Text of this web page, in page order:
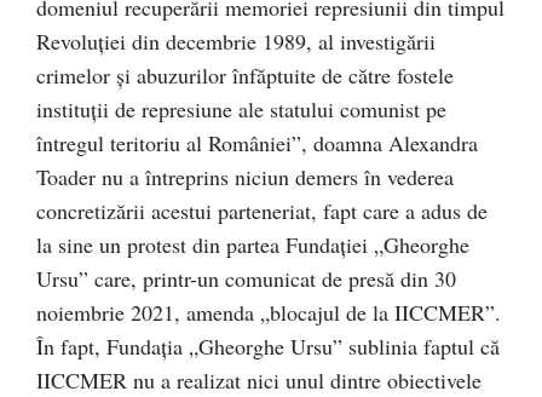
domeniul recuperării memoriei represiunii din timpul
Revoluției din decembrie 1989, al investigării
crimelor și abuzurilor înfăptuite de către fostele
instituții de represiune ale statului comunist pe
întregul teritoriu al României”, doamna Alexandra
Toader nu a întreprins niciun demers în vederea
concretizării acestui parteneriat, fapt care a adus de
la sine un protest din partea Fundației „Gheorghe
Ursu” care, printr-un comunicat de presă din 30
noiembrie 2021, amenda „blocajul de la IICCMER”.
În fapt, Fundația „Gheorghe Ursu” sublinia faptul că
IICCMER nu a realizat nici unul dintre obiectivele